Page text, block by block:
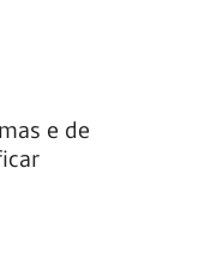
e de